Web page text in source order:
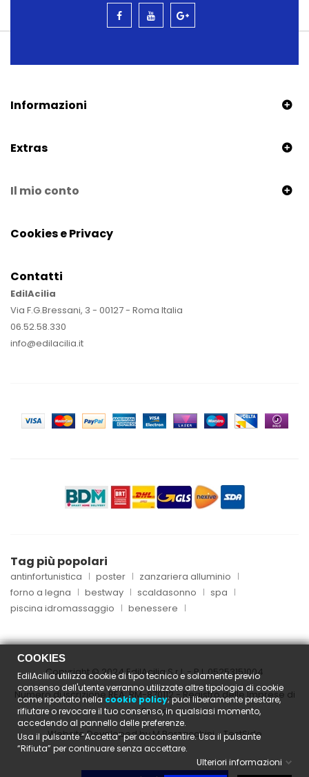
Informazioni
Extras
Il mio conto
Cookies e Privacy
Contatti
EdilAcilia
Via F.G.Bressani, 3 - 00127 - Roma Italia
06.52.58.330
info@edilacilia.it
Tag più popolari
antinfortunistica poster
zanzariera alluminio
forno a legna
bestway scaldasonno
spa
piscina idromassaggio
benessere
Copyright © 2024 EdilAcilia S.r.l. - P.I.05253151004
Numero di iscrizione REA: RM-870112 - Registro delle Imprese di
Roma
Website Developed by M.Borzacchini - TestSide
COOKIES
EdilAcilia utilizza cookie di tipo tecnico e solamente previo
consenso dell'utente verranno utilizzate altre tipologia di cookie
come riportato nellacookie policy; puoi liberamente prestare,
rifiutare o revocare il tuo consenso, in qualsiasi momento,
accedendo al pannello delle preferenze.
Usa il pulsante “Accetta” per acconsentire. Usa il pulsante
“Rifiuta” per continuare senza accettare.
Ulteriori informazioni